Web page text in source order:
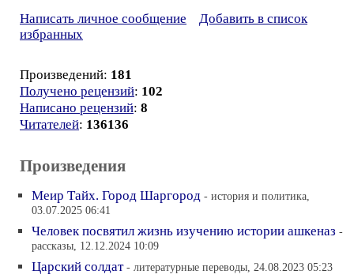
Написать личное сообщение
Добавить в список
избранных
Произведений: 181
Получено рецензий: 102
Написано рецензий: 8
Читателей: 136136
Произведения
Меир Тайх. Город Шаргород - история и политика,
03.07.2025 06:41
Человек посвятил жизнь изучению истории ашкеназ -
рассказы, 12.12.2024 10:09
Царский солдат - литературные переводы, 24.08.2023 05:23